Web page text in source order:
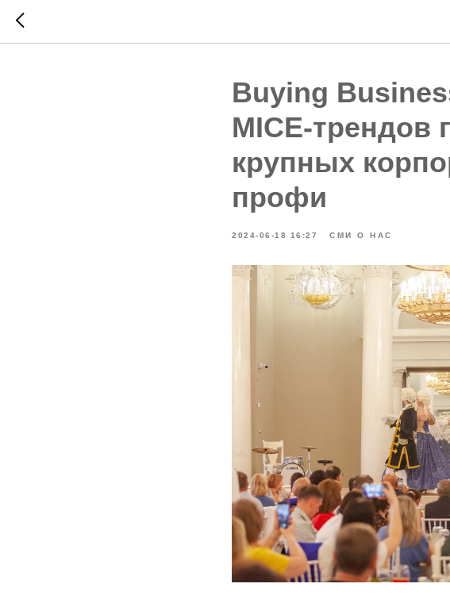
Buying
MICE-трендов
крупных
профи
2024-06-18 16:27 СМИ О НАС